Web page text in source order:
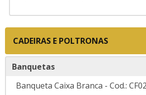
CADEIRAS E POLTRONAS
Banquetas
Banqueta Caixa Branca - Cod.: